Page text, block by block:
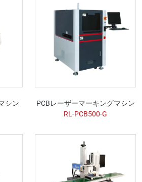
シン
PCBレーザーマーキングマシン
RL-PCB500-G